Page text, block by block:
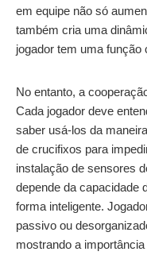
em equipe não só
também cria uma
jogador tem uma função
No entanto, a
Cada jogador deve
saber usá-los da
de crucifixos para
instalação de sensores
depende da capacidade
forma inteligente.
passivo ou
mostrando a